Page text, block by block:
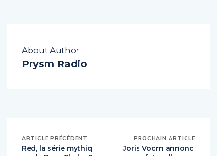
About Author
ARTICLE PRÉCÉDENT PROCHAIN ARTICLE